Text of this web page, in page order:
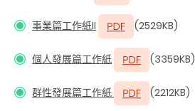
事業篇工作紙II (2529KB)
個人發展篇工作紙 (3359KB)
群性發展篇工作紙 (2212KB)